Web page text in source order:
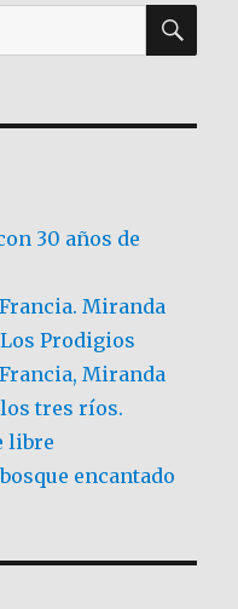
30 años de
Miranda
Prodigios
Miranda
tres ríos.
libre
encantado